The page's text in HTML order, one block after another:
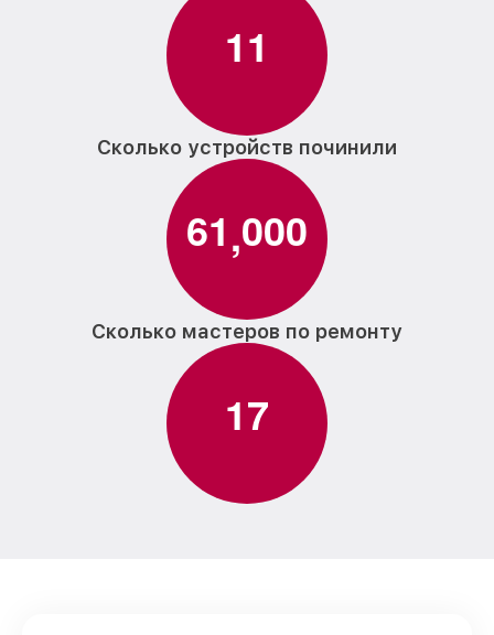
11
Сколько устройств починили
61,000
Сколько мастеров по ремонту
17